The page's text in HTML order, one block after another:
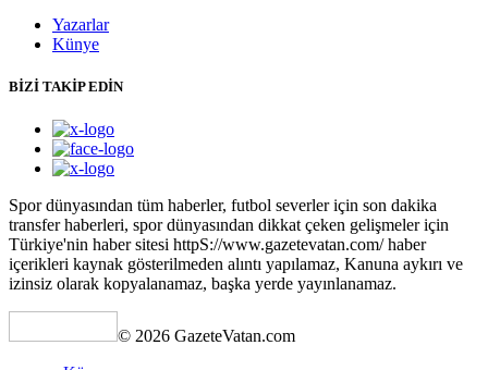
Yazarlar
Künye
BİZİ TAKİP EDİN
Spor dünyasından tüm haberler, futbol severler için son dakika
transfer haberleri, spor dünyasından dikkat çeken gelişmeler için
Türkiye'nin haber sitesi httpS://www.gazetevatan.com/ haber
içerikleri kaynak gösterilmeden alıntı yapılamaz, Kanuna aykırı ve
izinsiz olarak kopyalanamaz, başka yerde yayınlanamaz.
© 2026 GazeteVatan.com